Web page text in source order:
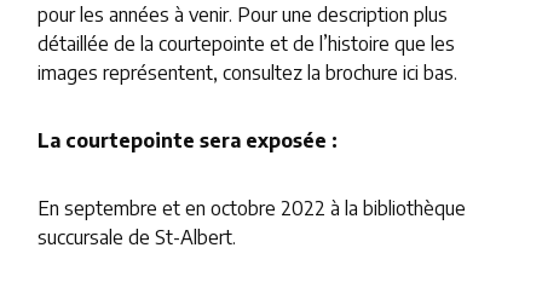
pour les années à venir. Pour une description plus
détaillée de la courtepointe et de l’histoire que les
images représentent, consultez la brochure ici bas.
La courtepointe sera exposée :
En septembre et en octobre 2022 à la bibliothèque
succursale de St-Albert.